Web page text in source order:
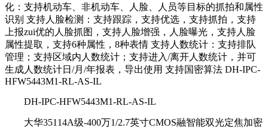
化：支持机动车、非机动车、人脸、人员等目标的抓拍和属性
识别 支持人脸检测：支持跟踪，支持优选，支持抓拍，支持
上报zui优的人脸抓图，支持人脸增强，人脸曝光，支持人脸
属性提取，支持6种属性，8种表情 支持人数统计：支持排队
管理；支持区域内人数统计；支持进入/离开人数统计，并可
生成人数统计日/月/年报表，导出使用 支持国密算法 DH-IPC-
HFW5443M1-RL-AS-IL
DH-IPC-HFW5443M1-RL-AS-IL
大华35114A级-400万1/2.7英寸CMOS融智能双光定焦加密